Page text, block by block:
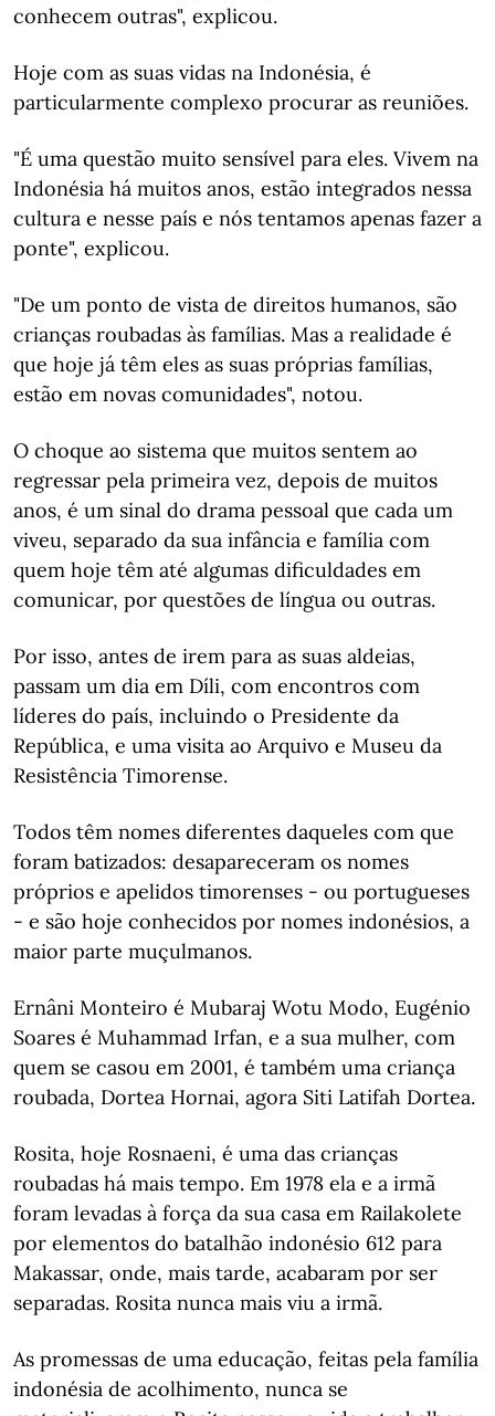
conhecem outras", explicou.
Hoje com as suas vidas na Indonésia, é
particularmente complexo procurar as reuniões.
"É uma questão muito sensível para eles. Vivem na
Indonésia há muitos anos, estão integrados nessa
cultura e nesse país e nós tentamos apenas fazer a
ponte", explicou.
"De um ponto de vista de direitos humanos, são
crianças roubadas às famílias. Mas a realidade é
que hoje já têm eles as suas próprias famílias,
estão em novas comunidades", notou.
O choque ao sistema que muitos sentem ao
regressar pela primeira vez, depois de muitos
anos, é um sinal do drama pessoal que cada um
viveu, separado da sua infância e família com
quem hoje têm até algumas dificuldades em
comunicar, por questões de língua ou outras.
Por isso, antes de irem para as suas aldeias,
passam um dia em Díli, com encontros com
líderes do país, incluindo o Presidente da
República, e uma visita ao Arquivo e Museu da
Resistência Timorense.
Todos têm nomes diferentes daqueles com que
foram batizados: desapareceram os nomes
próprios e apelidos timorenses - ou portugueses
- e são hoje conhecidos por nomes indonésios, a
maior parte muçulmanos.
Ernâni Monteiro é Mubaraj Wotu Modo, Eugénio
Soares é Muhammad Irfan, e a sua mulher, com
quem se casou em 2001, é também uma criança
roubada, Dortea Hornai, agora Siti Latifah Dortea.
Rosita, hoje Rosnaeni, é uma das crianças
roubadas há mais tempo. Em 1978 ela e a irmã
foram levadas à força da sua casa em Railakolete
por elementos do batalhão indonésio 612 para
Makassar, onde, mais tarde, acabaram por ser
separadas. Rosita nunca mais viu a irmã.
As promessas de uma educação, feitas pela família
indonésia de acolhimento, nunca se